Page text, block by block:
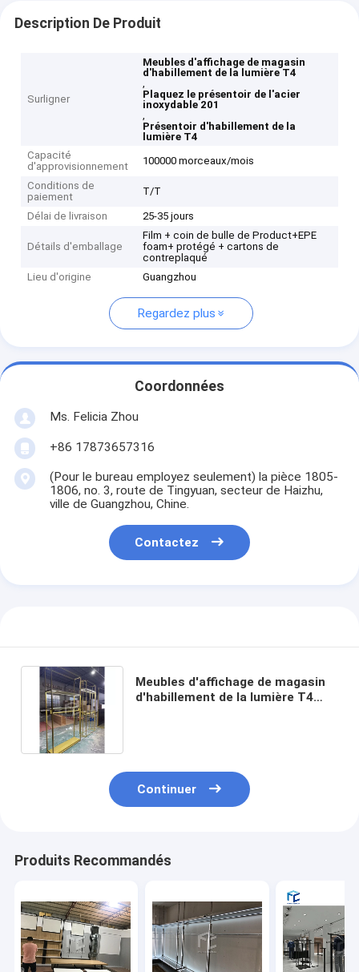
Description De Produit
Surligner
Meubles d'affichage de magasin
d'habillement de la lumière T4
,
Plaquez le présentoir de l'acier
inoxydable 201
,
Présentoir d'habillement de la
lumière T4
Capacité
d'approvisionnement
100000 morceaux/mois
Conditions de
paiement
T/T
Délai de livraison 25-35 jours
Détails d'emballage
Film + coin de bulle de Product+EPE
foam+ protégé + cartons de
contreplaqué
Lieu d'origine
Guangzhou
Regardez plus
Coordonnées
Ms. Felicia Zhou
+86 17873657316
(Pour le bureau employez seulement) la pièce 1805-
1806, no. 3, route de Tingyuan, secteur de Haizhu,
ville de Guangzhou, Chine.
Contactez
Meubles d'affichage de magasin
d'habillement de la lumière T4
Continuer
Produits Recommandés